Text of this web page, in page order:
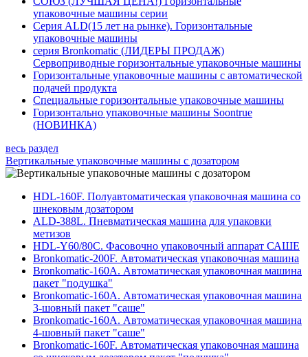
упаковочные машины серии
Серия ALD(15 лет на рынке). Горизонтальные
упаковочные машины
серия Bronkomatic (ЛИДЕРЫ ПРОДАЖ)
Сервоприводные горизонтальные упаковочные машины
Горизонтальные упаковочные машины с автоматической
подачей продукта
Специальные горизонтальные упаковочные машины
Горизонтально упаковочные машины Soontrue
(НОВИНКА)
весь раздел
Вертикальные упаковочные машины с дозатором
HDL-160F. Полуавтоматическая упаковочная машина со
шнековым дозатором
ALD-388L. Пневматическая машина для упаковки
метизов
HDL-Y60/80C. Фасовочно упаковочный аппарат САШЕ
Bronkomatic-200F. Автоматическая упаковочная машина
Bronkomatic-160A. Автоматическая упаковочная машина
пакет "подушка"
Bronkomatic-160A. Автоматическая упаковочная машина
3-шовный пакет "саше"
Bronkomatic-160A. Автоматическая упаковочная машина
4-шовный пакет "саше"
Bronkomatic-160F. Автоматическая упаковочная машина